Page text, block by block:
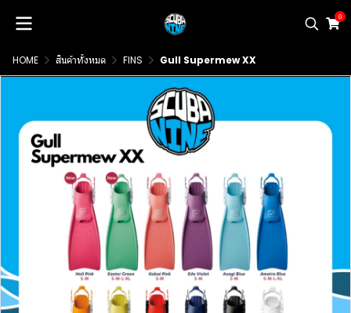
0
HOME สินค้าทั้งหมด FINS Gull Supermew XX